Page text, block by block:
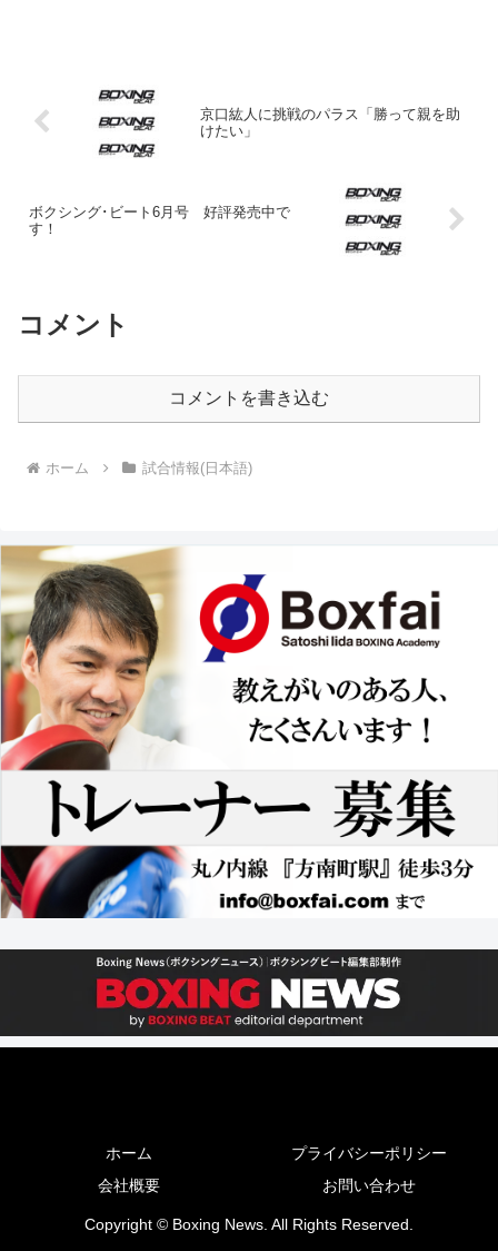
京口紘人に挑戦のパラス「勝って親を助
けたい」
ボクシング･ビート6月号 好評発売中で
す！
コメント
コメントを書き込む
ホーム 試合情報(日本語)
ホーム
プライバシーポリシー
会社概要
お問い合わせ
Copyright © Boxing News. All Rights Reserved.